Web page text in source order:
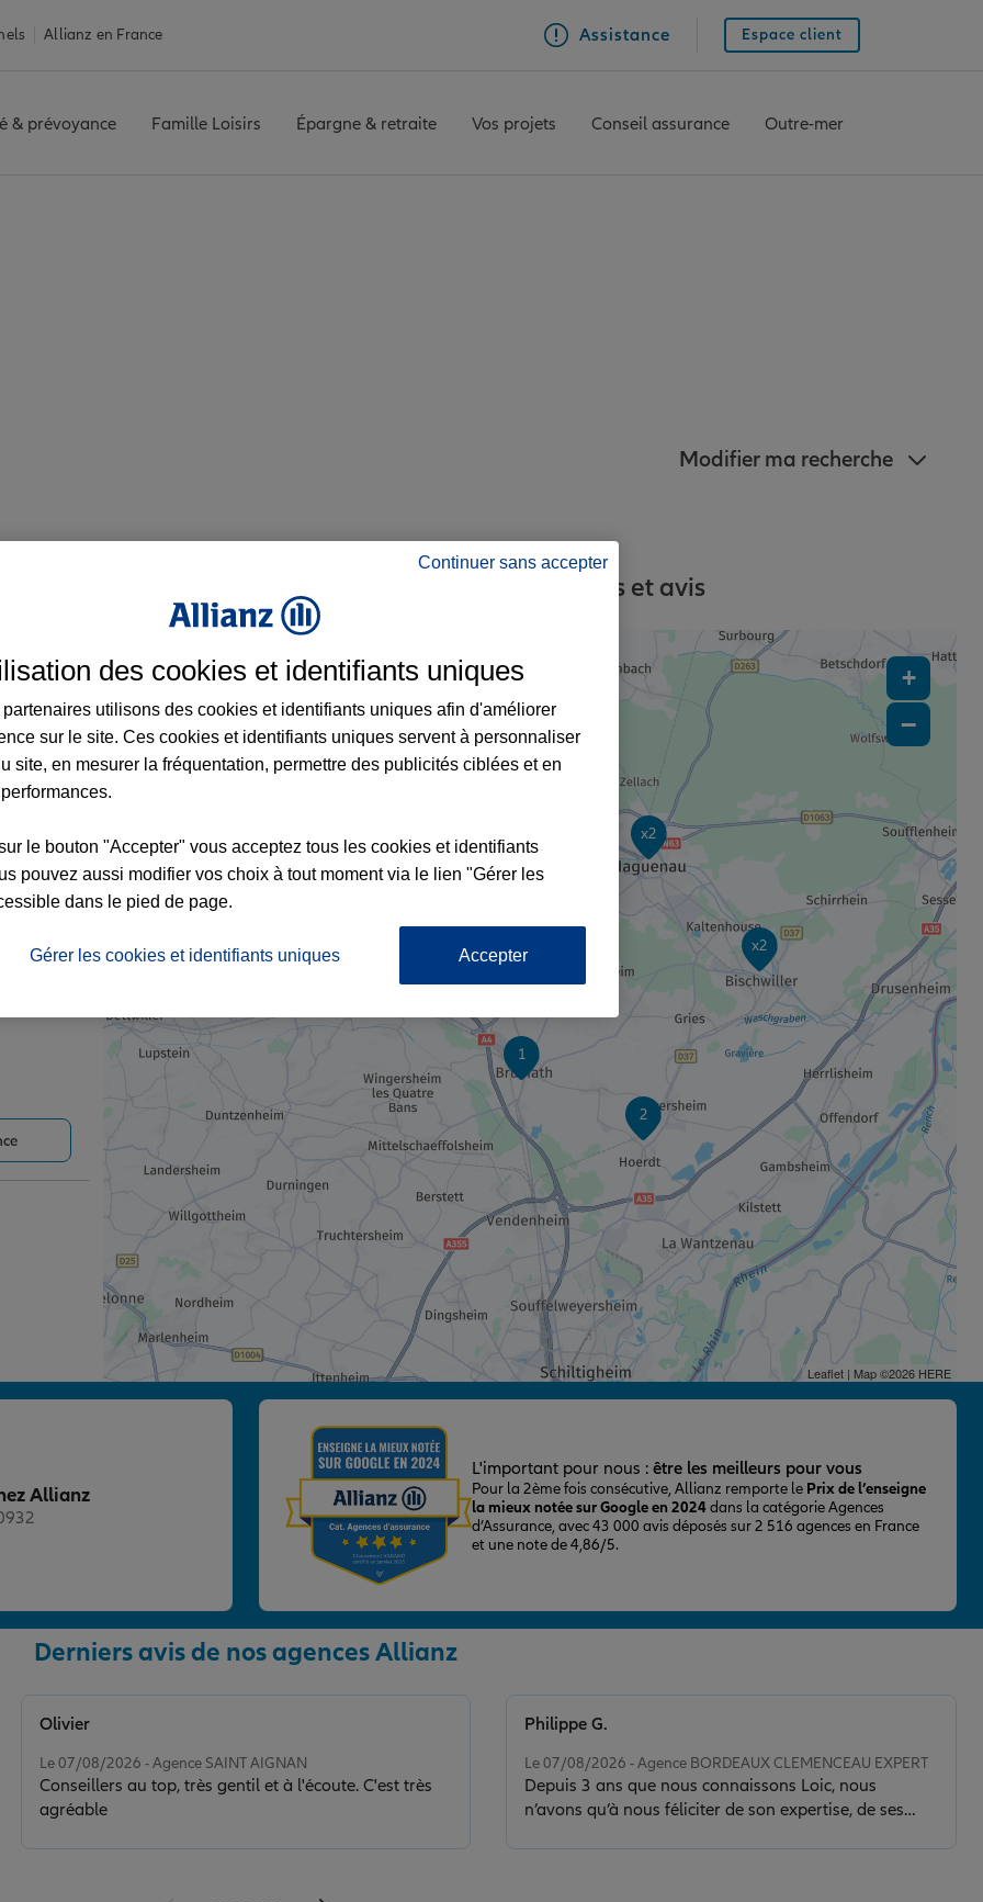
Allianz en France Assistance Espace client
& prévoyance Famille Loisirs Épargne & retraite Vos projets Conseil assurance Outre-mer
Modifier ma recherche
à Brumath et aux alentours : adresses, contacts et avis
x2
x2
2
1
+
−
Leaflet| Map ©2026 HERE
Allianz
L'important pour nous : être les meilleurs pour vous
Pour la 2ème fois consécutive, Allianz remporte le Prix de l’enseigne
la mieux notée sur Google en 2024dans la catégorie Agences
d’Assurance, avec 43 000 avis déposés sur 2 516 agences en France
et une note de 4,86/5.
Derniers avis de nos agences Allianz
Le 07/08/2026 - Agence SAINT AIGNAN
Conseillers au top, très gentil et à l'écoute. C'est très
agréable
Olivier
Le 07/08/2026 - Agence BORDEAUX CLEMENCEAU EXPERT
Depuis 3 ans que nous connaissons Loic, nous
n’avons qu’à nous féliciter de son expertise, de ses
Philippe G.
Continuer sans accepter
des cookies et identifiants uniques
partenaires utilisons des cookies et identifiants uniques afin d'améliorer
sur le site. Ces cookies et identifiants uniques servent à personnaliser
site, en mesurer la fréquentation, permettre des publicités ciblées et en
le bouton "Accepter" vous acceptez tous les cookies et identifiants
pouvez aussi modifier vos choix à tout moment via le lien "Gérer les
dans le pied de page.
Gérer les cookies et identifiants uniques Accepter